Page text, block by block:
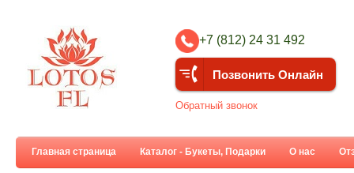
+7 (812) 24 31 492
Позвонить Онлайн
Обратный звонок
Главная страница Каталог - Букеты, Подарки О нас